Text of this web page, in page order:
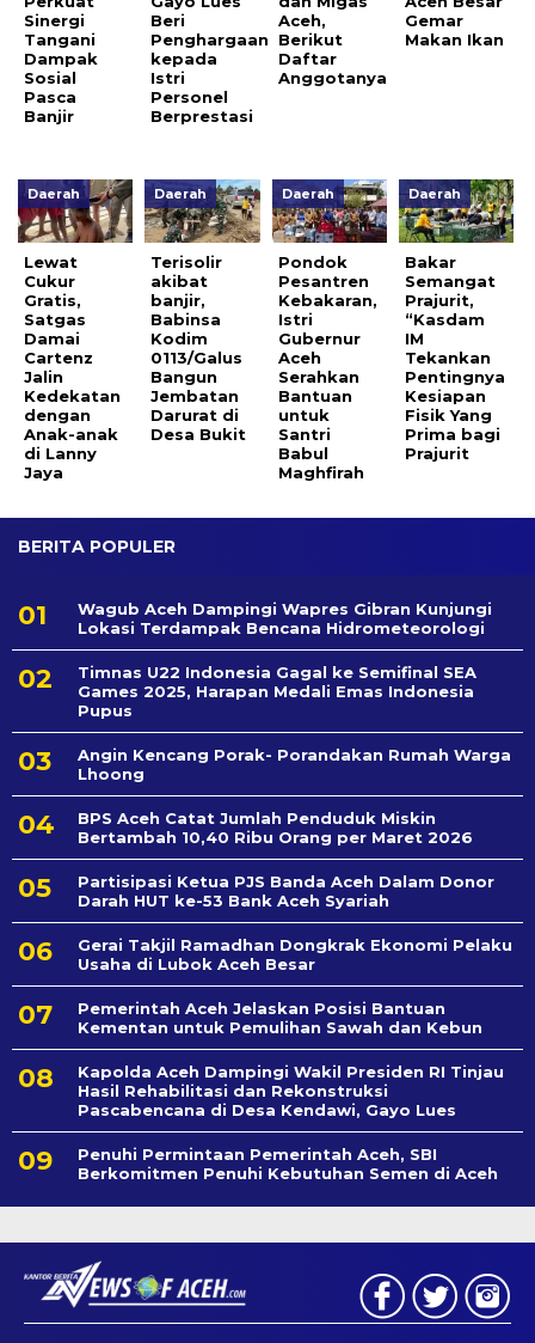
Sinergi
Tangani
Dampak
Sosial
Pasca
Banjir
Beri
Penghargaan
kepada
Istri
Personel
Berprestasi
Aceh,
Berikut
Daftar
Anggotanya
Gemar
Makan Ikan
Daerah
Lewat
Cukur
Gratis,
Satgas
Damai
Cartenz
Jalin
Kedekatan
dengan
Anak-anak
di Lanny
Jaya
Daerah
Terisolir
akibat
banjir,
Babinsa
Kodim
0113/Galus
Bangun
Jembatan
Darurat di
Desa Bukit
Daerah
Pondok
Pesantren
Kebakaran,
Istri
Gubernur
Aceh
Serahkan
Bantuan
untuk
Santri
Babul
Maghfirah
Daerah
Bakar
Semangat
Prajurit,
“Kasdam
IM
Tekankan
Pentingnya
Kesiapan
Fisik Yang
Prima bagi
Prajurit
BERITA POPULER
Wagub Aceh Dampingi Wapres Gibran Kunjungi
Lokasi Terdampak Bencana Hidrometeorologi
Timnas U22 Indonesia Gagal ke Semifinal SEA
Games 2025, Harapan Medali Emas Indonesia
Pupus
Angin Kencang Porak- Porandakan Rumah Warga
Lhoong
BPS Aceh Catat Jumlah Penduduk Miskin
Bertambah 10,40 Ribu Orang per Maret 2026
Partisipasi Ketua PJS Banda Aceh Dalam Donor
Darah HUT ke-53 Bank Aceh Syariah
Gerai Takjil Ramadhan Dongkrak Ekonomi Pelaku
Usaha di Lubok Aceh Besar
Pemerintah Aceh Jelaskan Posisi Bantuan
Kementan untuk Pemulihan Sawah dan Kebun
Kapolda Aceh Dampingi Wakil Presiden RI Tinjau
Hasil Rehabilitasi dan Rekonstruksi
Pascabencana di Desa Kendawi, Gayo Lues
Penuhi Permintaan Pemerintah Aceh, SBI
Berkomitmen Penuhi Kebutuhan Semen di Aceh